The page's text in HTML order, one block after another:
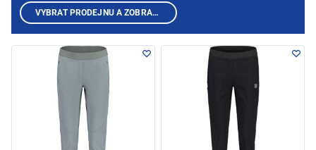
VYBRAT PRODEJNU A ZOBRAZIT PRODUKTY